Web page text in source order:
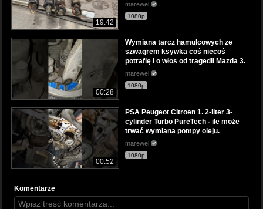
19:42
marewel
1080p
00:28
Wymiana tarcz hamulcowych ze
szwagrem ksywka coś niecoś
potrafię i o włos od tragedii Mazda 3.
marewel
1080p
00:52
PSA Peugeot Citroen 1. 2-liter 3-
cylinder Turbo PureTech - ile może
trwać wymiana pompy oleju.
marewel
1080p
Komentarze